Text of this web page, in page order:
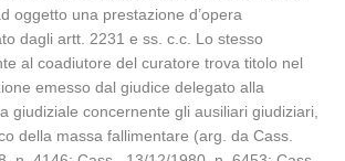
oggetto una prestazione d’opera
dagli artt. 2231 e ss. c.c. Lo stesso
al coadiutore del curatore trova titolo nel
emesso dal giudice delegato alla
giudiziale concernente gli ausiliari giudiziari,
della massa fallimentare (arg. da Cass.